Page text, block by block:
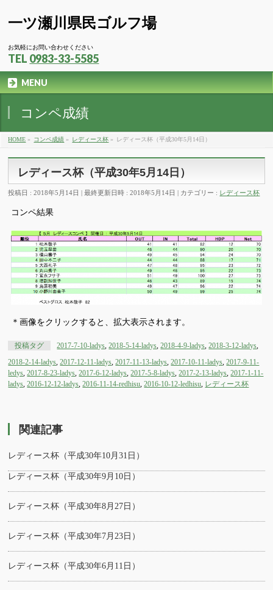
一ツ瀬川県民ゴルフ場
お気軽にお問い合わせください
TEL 0983-33-5585
MENU
コンペ成績
HOME » コンペ成績 » レディース杯 » レディース杯（平成30年5月14日）
レディース杯（平成30年5月14日）
投稿日 : 2018年5月14日 最終更新日時 : 2018年5月14日 カテゴリー : レディース杯
コンペ結果
＊画像をクリックすると、拡大表示されます。
投稿タグ 2017-7-10-ladys ,2018-5-14-ladys ,2018-4-9-ladys ,2018-3-12-ladys
2018-2-14-ladys ,2017-12-11-ladys ,2017-11-13-ladys ,2017-10-11-ladys ,2017-9-11-
ledys ,2017-8-23-ladys ,2017-6-12-ladys ,2017-5-8-ladys ,2017-2-13-ladys ,2017-1-11-
ladys ,2016-12-12-ladys ,2016-11-14-redhisu ,2016-10-12-ledhisu レディース杯
関連記事
レディース杯（平成30年10月31日）
レディース杯（平成30年9月10日）
レディース杯（平成30年8月27日）
レディース杯（平成30年7月23日）
レディース杯（平成30年6月11日）